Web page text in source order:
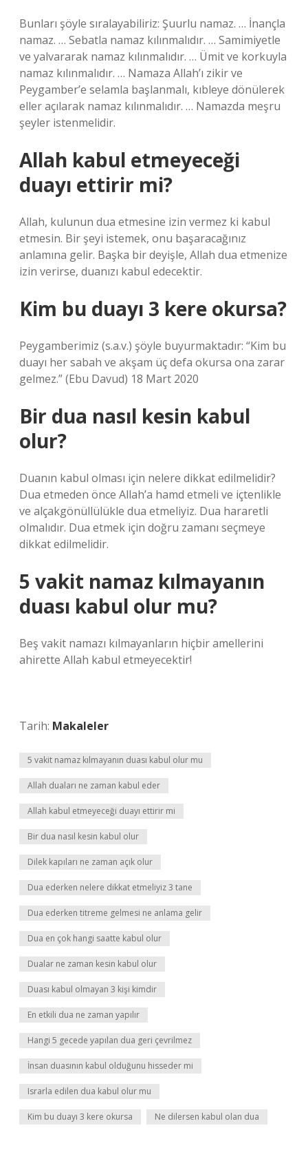
Bunları şöyle sıralayabiliriz: Şuurlu namaz. … İnançla
namaz. … Sebatla namaz kılınmalıdır. … Samimiyetle
ve yalvararak namaz kılınmalıdır. … Ümit ve korkuyla
namaz kılınmalıdır. … Namaza Allah’ı zikir ve
Peygamber’e selamla başlanmalı, kıbleye dönülerek
eller açılarak namaz kılınmalıdır. … Namazda meşru
şeyler istenmelidir.
Allah kabul etmeyeceği
duayı ettirir mi?
Allah, kulunun dua etmesine izin vermez ki kabul
etmesin. Bir şeyi istemek, onu başaracağınız
anlamına gelir. Başka bir deyişle, Allah dua etmenize
izin verirse, duanızı kabul edecektir.
Kim bu duayı 3 kere okursa?
Peygamberimiz (s.a.v.) şöyle buyurmaktadır: “Kim bu
duayı her sabah ve akşam üç defa okursa ona zarar
gelmez.” (Ebu Davud) 18 Mart 2020
Bir dua nasıl kesin kabul
olur?
Duanın kabul olması için nelere dikkat edilmelidir?
Dua etmeden önce Allah’a hamd etmeli ve içtenlikle
ve alçakgönüllülükle dua etmeliyiz. Dua hararetli
olmalıdır. Dua etmek için doğru zamanı seçmeye
dikkat edilmelidir.
5 vakit namaz kılmayanın
duası kabul olur mu?
Beş vakit namazı kılmayanların hiçbir amellerini
ahirette Allah kabul etmeyecektir!
Tarih: Makaleler
5 vakit namaz kılmayanın duası kabul olur mu
Allah duaları ne zaman kabul eder
Allah kabul etmeyeceği duayı ettirir mi
Bir dua nasıl kesin kabul olur
Dilek kapıları ne zaman açık olur
Dua ederken nelere dikkat etmeliyiz 3 tane
Dua ederken titreme gelmesi ne anlama gelir
Dua en çok hangi saatte kabul olur
Dualar ne zaman kesin kabul olur
Duası kabul olmayan 3 kişi kimdir
En etkili dua ne zaman yapılır
Hangi 5 gecede yapılan dua geri çevrilmez
İnsan duasının kabul olduğunu hisseder mi
Israrla edilen dua kabul olur mu
Kim bu duayı 3 kere okursa Ne dilersen kabul olan dua